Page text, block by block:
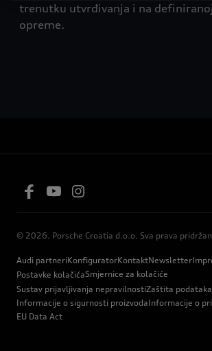
trenutku utvrđivanja i na
opreme.
© 2026. Porsche Croatia d.o.o. Sva prava
Audi partneriKonfiguratorKontaktNewsletter
Postavke kolačićaSmjernice za kolačiće
Sustav prijavljivanja nepravilnostiZaštita podataka
Informacije o sigurnosti proizvodaInformacije o
EU Data Act